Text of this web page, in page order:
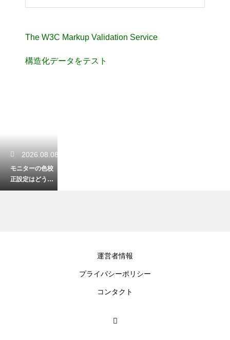
The W3C Markup Validation Service
構造化データをテスト
2026.08.08
モニターの色校
正設定はどうす
る？正確な色表
運営者情報
プライバシーポリシー
コンタクト